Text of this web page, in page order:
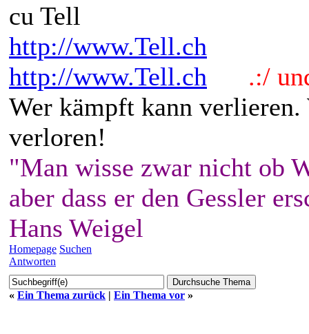
cu Tell
http://www.Tell.ch
http://www.Tell.ch
.:/
Wer kämpft kann
verloren!
"Man wisse zwar nicht ob
aber dass er den Gessler
Hans Weigel
Homepage Suchen
Antworten
« Ein Thema zurück | Ein Thema vor »